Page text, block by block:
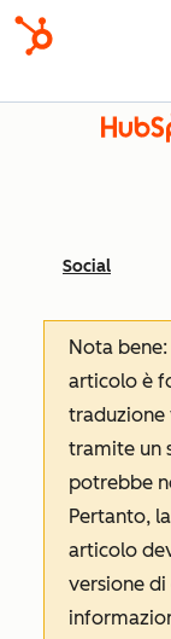
Social
Nota
articolo è
traduzione
tramite un
potrebbe
Pertanto,
articolo
versione